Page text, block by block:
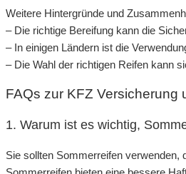
Weitere Hintergründe und
– Die richtige Bereifung kann die
– In einigen Ländern ist die
– Die Wahl der richtigen Reifen kann
FAQs zur KFZ Versicherung
1. Warum ist es wichtig,
Sie sollten Sommerreifen verwenden,